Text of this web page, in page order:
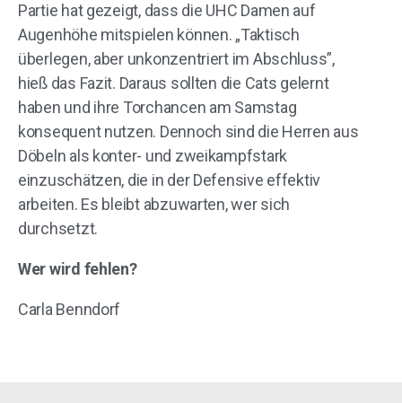
Partie hat gezeigt, dass die UHC Damen auf
Augenhöhe mitspielen können. „Taktisch
überlegen, aber unkonzentriert im Abschluss”,
hieß das Fazit. Daraus sollten die Cats gelernt
haben und ihre Torchancen am Samstag
konsequent nutzen. Dennoch sind die Herren aus
Döbeln als konter- und zweikampfstark
einzuschätzen, die in der Defensive effektiv
arbeiten. Es bleibt abzuwarten, wer sich
durchsetzt.
Wer wird fehlen?
Carla Benndorf